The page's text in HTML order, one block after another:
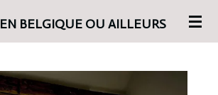
EN BELGIQUE OU AILLEURS